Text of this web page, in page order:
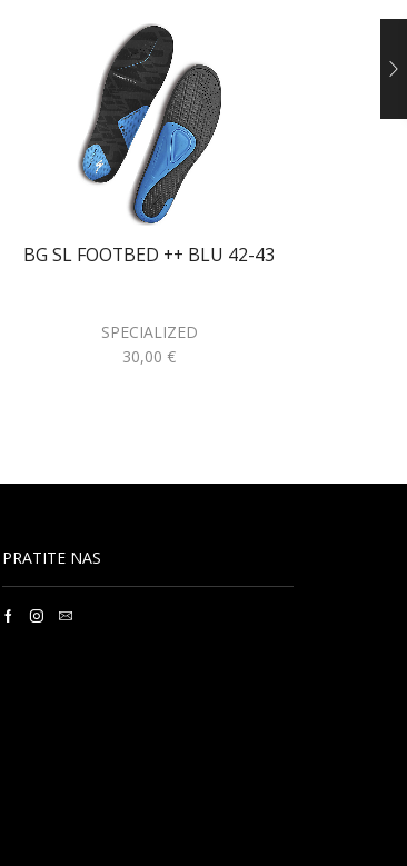
BG SL FOOTBED ++ BLU 42-43
SPECIALIZED
30,00€
PRATITE NAS